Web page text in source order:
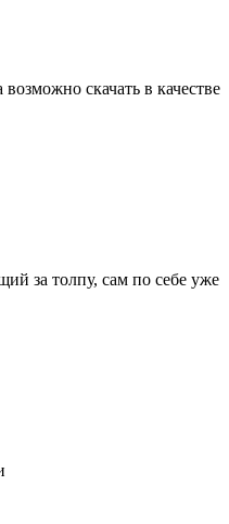
скачать в качестве
за толпу, сам по себе уже